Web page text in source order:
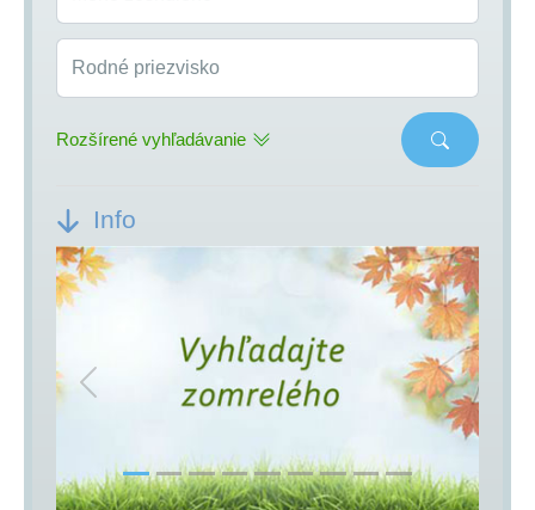
Rodné priezvisko
Rozšírené vyhľadávanie
Info
Previous Next